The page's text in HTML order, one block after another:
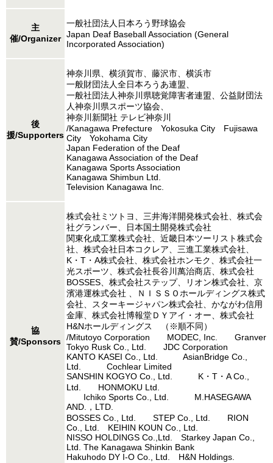
主
催/Organizer
一般社団法人日本ろう野球協会
Japan Deaf Baseball Association (General
Incorporated Association)
後
援/Supporters
神奈川県、横須賀市、藤沢市、横浜市
一般財団法人全日本ろうあ連盟、
一般社団法人神奈川県聴覚障害者連盟、公益財団法
人神奈川県スポーツ協会、
神奈川新聞社 テレビ神奈川
/Kanagawa Prefecture Yokosuka City Fujisawa
City Yokohama City
Japan Federation of the Deaf
Kanagawa Association of the Deaf
Kanagawa Sports Association
Kanagawa Shimbun Ltd.
Television Kanagawa Inc.
協
賛/Sponsors
株式会社ミツトヨ、三井海洋開発株式会社、株式会
社グランバー、日本国土開発株式会社
関東化成工業株式会社、近畿日本ツーリスト株式会
社、株式会社日本コクレア、三進工業株式会社、
K・T・A株式会社、株式会社ホンモク、株式会社一
光スポーツ、株式会社長谷川萬治商店、株式会社
BOSSES、株式会社ステップ、リオン株式会社、京
濱港運株式会社 、ＮＩＳＳＯホールディングス株式
会社、スターキージャパン株式会社、かながわ信用
金庫、株式会社博報堂ＤＹアイ・オー、株式会社
H&Nホールディングス （※順不同）
/Mitutoyo Corporation MODEC, Inc. Granver
Tokyo Rusk Co., Ltd. JDC Corporation
KANTO KASEI Co., Ltd. AsianBridge Co.,
Ltd. Cochlear Limited
SANSHIN KOGYO Co., Ltd. K・T・A Co.,
Ltd. HONMOKU Ltd.
Ichiko Sports Co., Ltd. M.HASEGAWA
AND.，LTD.
BOSSES Co., Ltd. STEP Co., Ltd. RION
Co., Ltd. KEIHIN KOUN Co., Ltd.
NISSO HOLDINGS Co.,Ltd. Starkey Japan Co.,
Ltd. The Kanagawa Shinkin Bank
Hakuhodo DY I-O Co., Ltd. H&N Holdings.